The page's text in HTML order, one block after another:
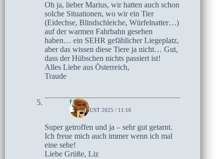
Oh ja, lieber Marius, wir hatten auch schon
solche Situationen, wo wir ein Tier
(Eidechse, Blindschleiche, Würfelnatter…)
auf der warmen Fahrbahn gesehen
haben… ein SEHR gefählicher Liegeplatz,
aber das wissen diese Tiere ja nicht… Gut,
dass der Hübschen nichts passiert ist!
Alles Liebe aus Österreich,
Traude
Liz
14. AUGUST 2025 / 11:16
Super getroffen und ja – sehr gut getarnt.
Ich freue mich auch immer wenn ich mal
eine sehe!
Liebe Grüße, Liz